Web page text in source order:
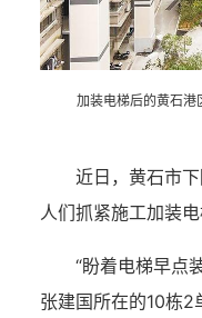
加装电梯后的黄石港
近日，黄石市
人们抓紧施工加装电
“盼着电梯早点
张建国所在的10栋